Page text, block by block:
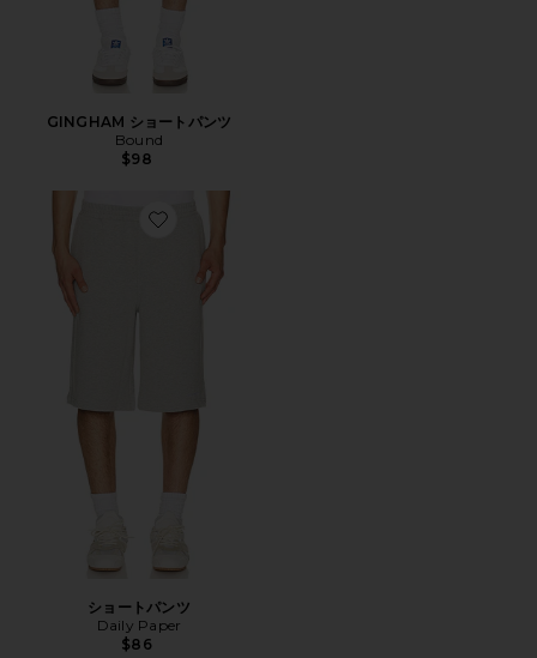
GINGHAM ショートパンツ
Bound
$98
Favorite ショートパンツ
ショートパンツ
Daily Paper
$86